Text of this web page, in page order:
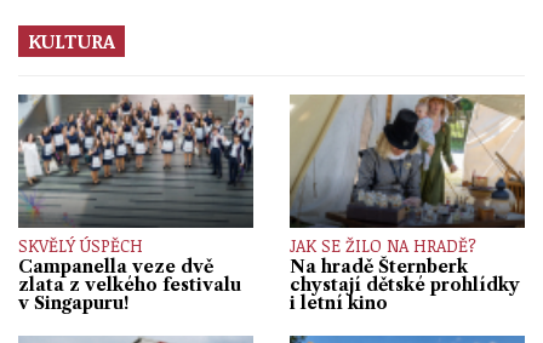
KULTURA
SKVĚLÝ ÚSPĚCH
Campanella veze dvě
zlata z velkého festivalu
v Singapuru!
JAK SE ŽILO NA HRADĚ?
Na hradě Šternberk
chystají dětské prohlídky
i letní kino